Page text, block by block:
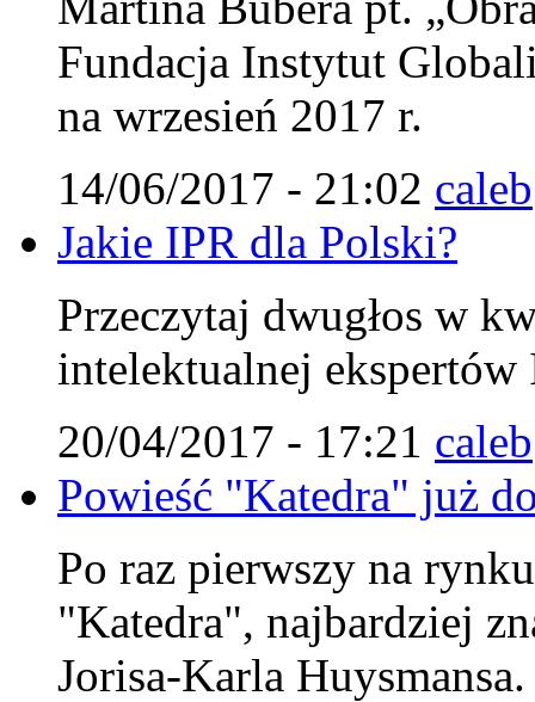
Fundacja Instytut
na wrzesień 2017 r.
14/06/2017 - 21:02 caleb
Jakie IPR dla Polski?
Przeczytaj dwugłos w
intelektualnej
20/04/2017 - 17:21 caleb
Powieść "Katedra" już
Po raz pierwszy na
"Katedra", najbardziej
Jorisa-Karla Huysmansa.